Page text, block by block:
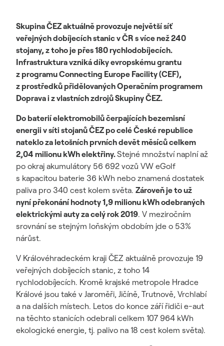
Skupina ČEZ aktuálně provozuje největší síť
veřejných dobíjecích stanic v ČR s více než 240
stojany, z toho je přes 180 rychlodobíjecích.
Infrastruktura vzniká díky evropskému grantu
z programu Connecting Europe Facility (CEF),
z prostředků přidělovaných Operačním programem
Doprava i z vlastních zdrojů Skupiny ČEZ.
Do baterií elektromobilů čerpajících bezemisní
energii v síti stojanů ČEZ po celé České republice
nateklo za letošních prvních devět měsíců celkem
2,04 milionu kWh elektřiny.Stejné množství naplní až
po okraj akumulátory 56 692 vozů VW eGolf
s kapacitou baterie 36 kWh nebo znamená dostatek
paliva pro 340 cest kolem světa. Zároveň je to už
nyní překonání hodnoty 1,9 milionu kWh odebraných
elektrickými auty za celý rok 2019. V meziročním
srovnání se stejným loňským obdobím jde o 53%
nárůst.
V Královéhradeckém kraji ČEZ aktuálně provozuje 19
veřejných dobíjecích stanic, z toho 14
rychlodobíjecích. Kromě krajské metropole Hradce
Králové jsou také v Jaroměři, Jičíně, Trutnově, Vrchlabí
a na dalších místech. Letos do konce září řidiči e-aut
na těchto stanicích odebrali celkem 107 964 kWh
ekologické energie, tj. palivo na 18 cest kolem světa).